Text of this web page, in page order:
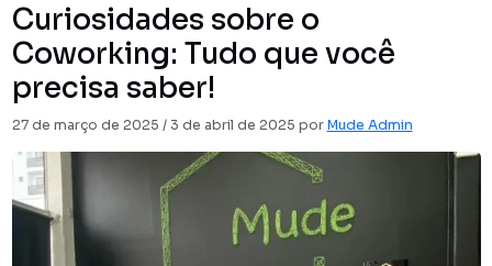
Curiosidades sobre o
Coworking: Tudo que você
precisa saber!
27 de março de 2025 / 3 de abril de 2025 porMude Admin